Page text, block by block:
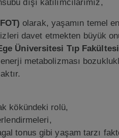
dışı katılımcılarımız,
olarak, yaşamın temel
davet etmekten büyük
Üniversitesi Tıp
metabolizması
kökündeki rolü,
tonus gibi yaşam tarzı